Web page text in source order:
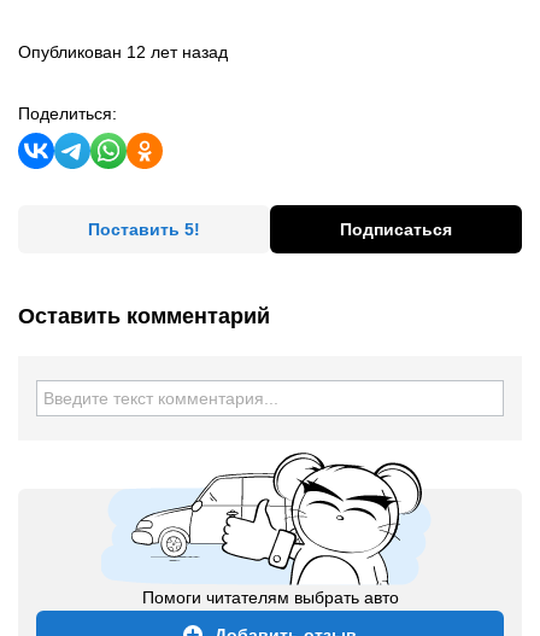
Опубликован 12 лет назад
Поделиться:
Поставить 5! Подписаться
Оставить комментарий
Помоги читателям выбрать авто